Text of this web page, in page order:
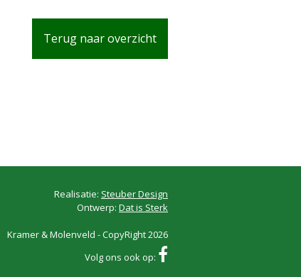
Terug naar overzicht
Realisatie: Steuber Design
Ontwerp: Dat is Sterk
Kramer & Molenveld - CopyRight 2026
Volg ons ook op: